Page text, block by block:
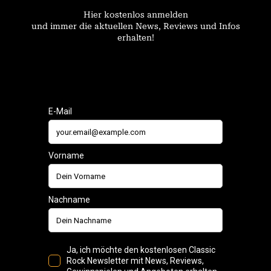
Hier kostenlos anmelden
und immer die aktuellen News, Reviews und Infos
erhalten!